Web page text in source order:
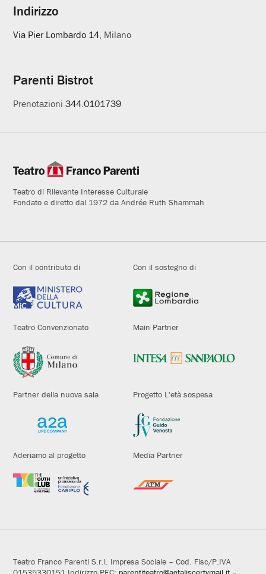
Indirizzo
Via Pier Lombardo 14 , Milano
Parenti Bistrot
Prenotazioni344.0101739
Teatro di Rilevante Interesse Culturale
Fondato e diretto dal 1972 da Andrée Ruth Shammah
Con il contributo di Con il sostegno di
Teatro Convenzionato Main Partner
Partner della nuova sala Progetto L'età sospesa
Aderiamo al progetto Media Partner
Teatro Franco Parenti S.r.l. Impresa Sociale – Cod. Fisc/P.IVA